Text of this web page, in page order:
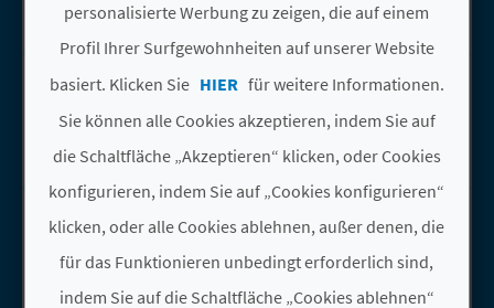
Hoteles
Gehen Sie auf die Seite vonANTHIAS
ANTHIAS SANTA POLA
Unternehmen für aktiven
Tourismus
Gehen Sie auf die Seite vonBAHIA DE
BAHIA DE SANTA POLA
Santa Pola
Campings
personalisierte Werbung zu zeigen, die auf einem
Profil Ihrer Surfgewohnheiten auf unserer Website
basiert. Klicken Sie HIER für weitere Informationen.
Sie können alle Cookies akzeptieren, indem Sie auf
die Schaltfläche „Akzeptieren“ klicken, oder Cookies
konfigurieren, indem Sie auf „Cookies konfigurieren“
klicken, oder alle Cookies ablehnen, außer denen, die
für das Funktionieren unbedingt erforderlich sind,
indem Sie auf die Schaltfläche „Cookies ablehnen“